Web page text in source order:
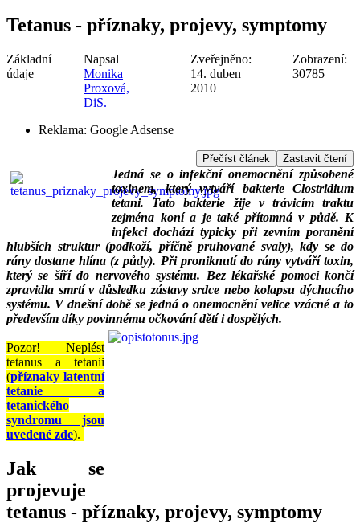
Tetanus - příznaky, projevy, symptomy
Základní
údaje
Napsal
Monika
Proxová,
DiS.
Zveřejněno:
14. duben
2010
Zobrazení:
30785
Reklama: Google Adsense
Přečíst článek Zastavit čtení
Jedná se o infekční onemocnění způsobené
toxinem, který vytváří bakterie Clostridium
tetani. Tato bakterie žije v trávicím traktu
zejména koní a je také přítomná v půdě. K
infekci dochází typicky při zevním poranění
hlubších struktur (podkoží, příčně pruhované svaly), kdy se do
rány dostane hlína (z půdy). Při proniknutí do rány vytváří toxin,
který se šíří do nervového systému. Bez lékařské pomoci končí
zpravidla smrtí v důsledku zástavy srdce nebo kolapsu dýchacího
systému. V dnešní době se jedná o onemocnění velice vzácné a to
především díky povinnému očkování dětí i dospělých.
Pozor! Neplést
tetanus a tetanii
(příznaky latentní
tetanie a
tetanického
syndromu jsou
uvedené zde).
Jak se
projevuje
tetanus - příznaky, projevy, symptomy